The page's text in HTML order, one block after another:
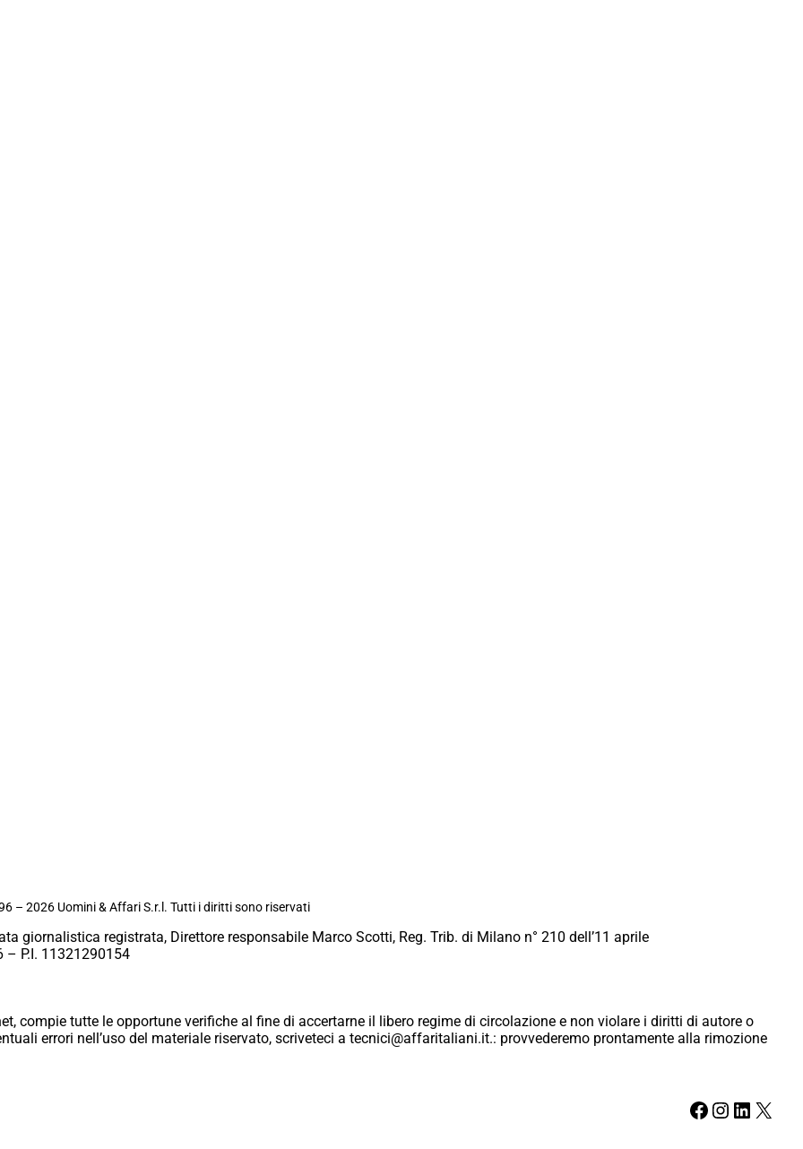
– 2026 Uomini & Affari S.r.l. Tutti i diritti sono riservati
giornalistica registrata, Direttore responsabile Marco Scotti, Reg. Trib. di Milano n° 210 dell’11 aprile
– P.I. 11321290154
compie tutte le opportune verifiche al fine di accertarne il libero regime di circolazione e non violare i diritti di autore o
errori nell’uso del materiale riservato, scriveteci a tecnici@affaritaliani.it.: provvederemo prontamente alla rimozione
Facebook Instagram LinkedIn X